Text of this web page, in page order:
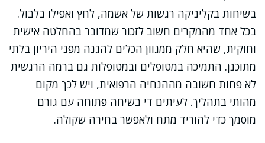
בשיחות בקליניקה רגשות של אשמה, לחץ ואפילו בלבול.
בכל אחד מהמקרים חשוב לזכור שמדובר בהחלטה אישית
וחוקית, שהיא חלק ממגוון הכלים להגנה מפני היריון בלתי
מתוכנן. התמיכה במטופלים ובמטופלות גם ברמה הרגשית
לא פחות חשובה מההנחיה הרפואית, ויש לכך מקום
מהותי בתהליך. לעיתים די בשיחה פתוחה עם גורם
מוסמך כדי להוריד מתח ולאפשר בחירה שקולה.